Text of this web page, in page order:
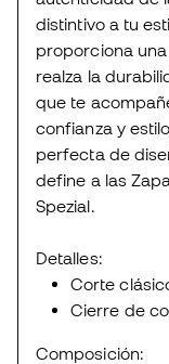
distintivo a tu
proporciona
realza la
que te
confianza y
perfecta de
define a las
Spezial.
Detalles:
Corte
Cierre de
Composición: